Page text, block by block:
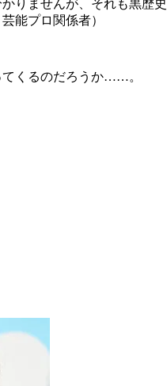
りませんが、それも黒歴史
能プロ関係者）
くるのだろうか……。